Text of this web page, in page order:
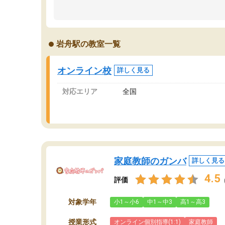
い
岩舟駅の教室一覧
オンライン校 詳しく見る
対応エリア 全国
家庭教師のガンバ 詳しく見る
評価 4.5
対象学年 小1～小6 中1～中3 高1～高3
授業形式 オンライン個別指導(1:1) 家庭教師